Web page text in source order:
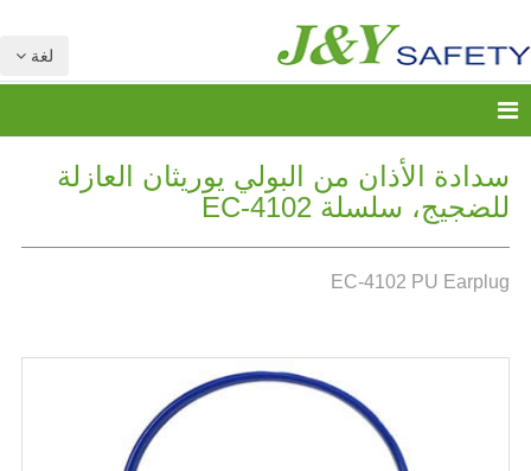
لغة
سدادة الأذان من البولي يوريثان العازلة
للضجيج، سلسلة EC-4102
EC-4102 PU Earplug